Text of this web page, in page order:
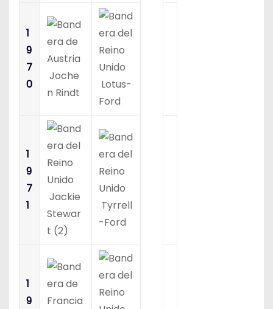
1
9
7
0
Joche
n Rindt
Lotus-
Ford
1
9
7
1
Jackie
Stewar
t (2)
Tyrrell
-Ford
1
9